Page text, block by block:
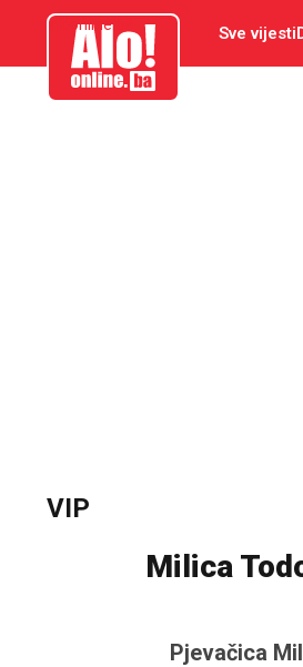
aloonline.ba Sve vijesti
VIP
Milica
Pjevačica